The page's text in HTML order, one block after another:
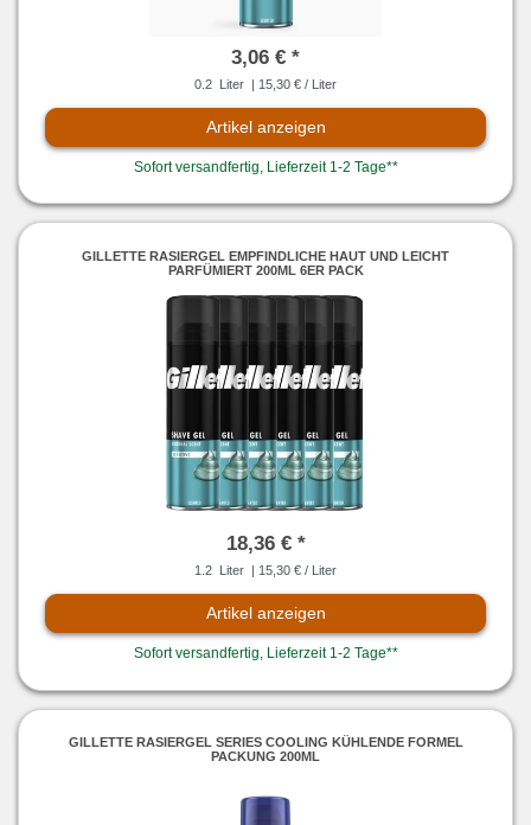
3,06 € *
0.2 Liter | 15,30 € / Liter
Artikel anzeigen
Sofort versandfertig, Lieferzeit 1-2 Tage**
GILLETTE RASIERGEL EMPFINDLICHE HAUT UND LEICHT
PARFÜMIERT 200ML 6ER PACK
18,36 € *
1.2 Liter | 15,30 € / Liter
Artikel anzeigen
Sofort versandfertig, Lieferzeit 1-2 Tage**
GILLETTE RASIERGEL SERIES COOLING KÜHLENDE FORMEL
PACKUNG 200ML